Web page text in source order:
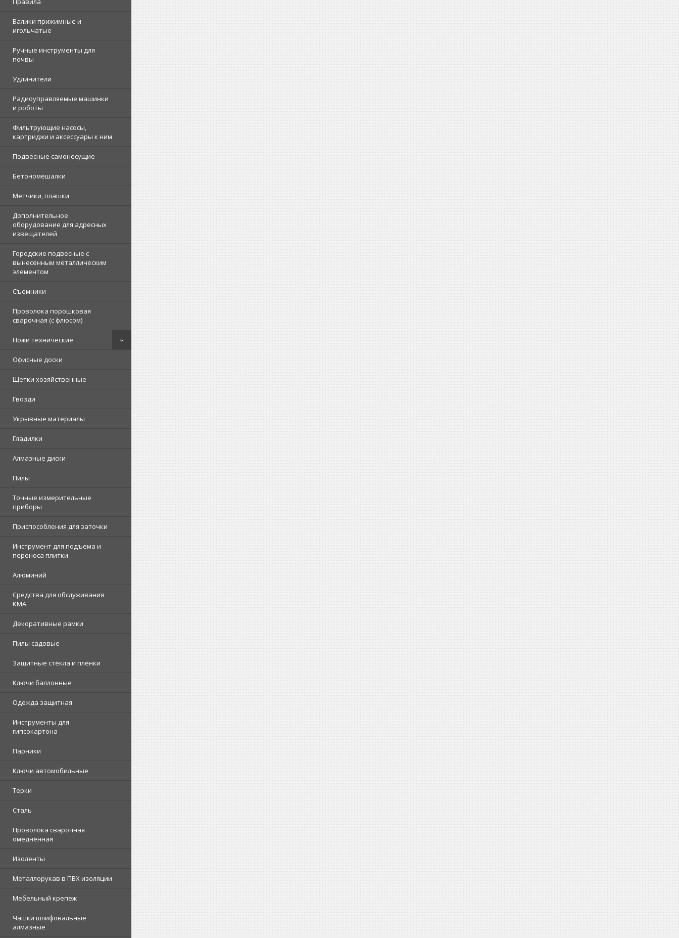
Валики прижимные и
игольчатые
Ручные инструменты для
почвы
Удлинители
Радиоуправляемые машинки
и роботы
Фильтрующие насосы,
картриджи и аксессуары к ним
Подвесные самонесущие
Бетономешалки
Метчики, плашки
Дополнительное
оборудование для адресных
извещателей
Городские подвесные с
вынесенным металлическим
элементом
Съемники
Проволока порошковая
сварочная (с флюсом)
Ножи технические
Офисные доски
Щетки хозяйственные
Гвозди
Укрывные материалы
Гладилки
Алмазные диски
Пилы
Точные измерительные
приборы
Приспособления для заточки
Инструмент для подъема и
переноса плитки
Алюминий
Средства для обслуживания
КМА
Декоративные рамки
Пилы садовые
Защитные стёкла и плёнки
Ключи баллонные
Одежда защитная
Инструменты для
гипсокартона
Парники
Ключи автомобильные
Терки
Сталь
Проволока сварочная
омеднённая
Изоленты
Металлорукав в ПВХ изоляции
Мебельный крепеж
Чашки шлифовальные
алмазные